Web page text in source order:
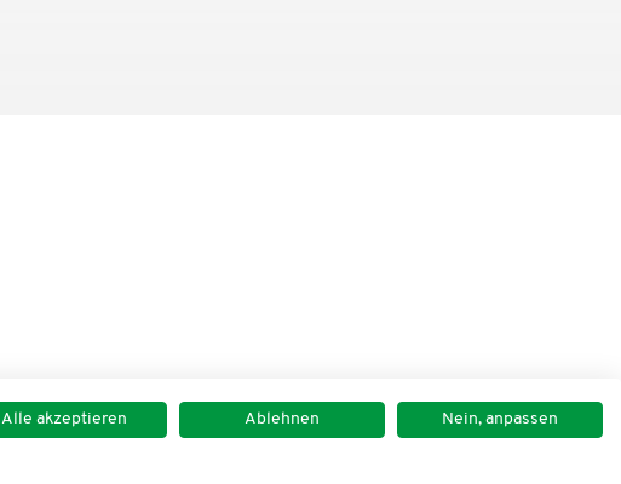
Alle akzeptieren Ablehnen Nein, anpassen